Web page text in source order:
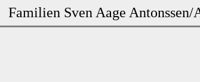
Familien Sven Aage